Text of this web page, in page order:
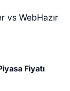
vs WebHazır
Fiyatı